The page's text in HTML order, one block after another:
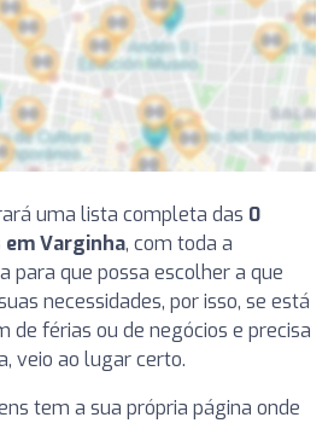
uma lista completa das 0
em Varginha, com toda a
para que possa escolher a que
necessidades, por isso, se está
de férias ou de negócios e precisa
veio ao lugar certo.
tem a sua própria página onde